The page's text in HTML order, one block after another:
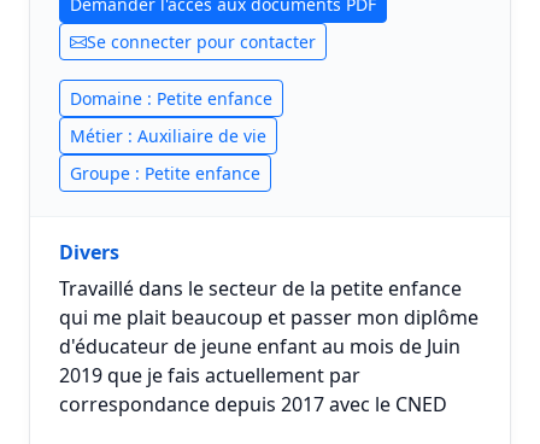
Se connecter pour contacter
Domaine : Petite enfance
Métier : Auxiliaire de vie
Groupe : Petite enfance
Divers
Travaillé dans le secteur de la petite enfance
qui me plait beaucoup et passer mon diplôme
d'éducateur de jeune enfant au mois de Juin
2019 que je fais actuellement par
correspondance depuis 2017 avec le CNED